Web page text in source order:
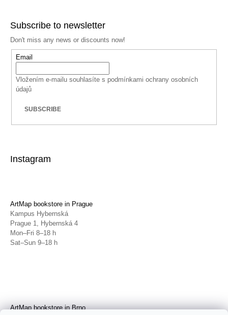
Subscribe to newsletter
Don't miss any news or discounts now!
Email
Vložením e-mailu souhlasíte s podmínkami ochrany osobních
údajů
SUBSCRIBE
Instagram
ArtMap bookstore in Prague
Kampus Hybernská
Prague 1, Hybernská 4
Mon–Fri 8–18 h
Sat–Sun 9–18 h
ArtMap bookstore in Brno